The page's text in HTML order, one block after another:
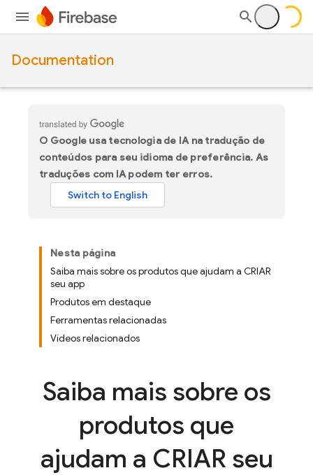
Documentation
O Google usa tecnologia de IA na tradução de
conteúdos para seu idioma de preferência. As
traduções com IA podem ter erros.
Nesta página
Saiba mais sobre os produtos que ajudam a CRIAR
seu app
Produtos em destaque
Ferramentas relacionadas
Vídeos relacionados
Saiba mais sobre os
produtos que
ajudam a CRIAR seu